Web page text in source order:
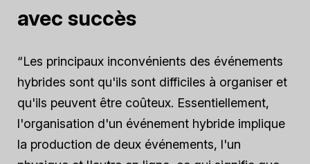
avec succès
“Les principaux inconvénients des événements
hybrides sont qu'ils sont difficiles à organiser et
qu'ils peuvent être coûteux. Essentiellement,
l'organisation d'un événement hybride implique
la production de deux événements, l'un